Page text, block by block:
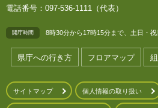
電話番号：097-536-1111（代表）
開庁時間 8時30分から17時15分まで、土日・祝
県庁への行き方 フロアマップ
サイトマップ 個人情報の取り扱い